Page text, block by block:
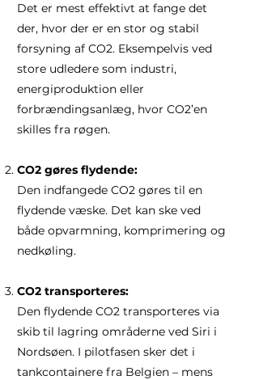
Det er mest effektivt at fange det
der, hvor der er en stor og stabil
forsyning af CO2. Eksempelvis ved
store udledere som industri,
energiproduktion eller
forbrændingsanlæg, hvor CO2’en
skilles fra røgen.
CO2 gøres flydende:
Den indfangede CO2 gøres til en
flydende væske. Det kan ske ved
både opvarmning, komprimering og
nedkøling.
CO2 transporteres:
Den flydende CO2 transporteres via
skib til lagring områderne ved Siri i
Nordsøen. I pilotfasen sker det i
tankcontainere fra Belgien – mens